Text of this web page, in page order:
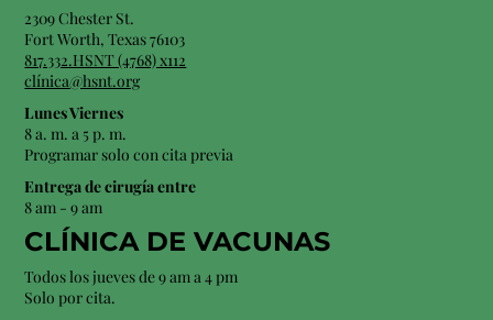
2309 Chester St.
Fort Worth, Texas 76103
817.332.HSNT (4768) x112
clínica@hsnt.org
Lunes Viernes
8 a. m. a 5 p. m.
Programar solo con cita previa
Entrega de cirugía entre
8 am - 9 am
CLÍNICA DE VACUNAS
Todos los jueves de 9 am a 4 pm
Solo por cita.